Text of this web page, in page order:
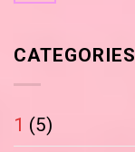
CATEGORIES
1 (5)